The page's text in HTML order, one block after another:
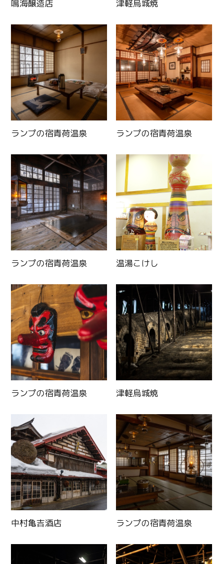
鳴海醸造店 津軽烏城焼
ランプの宿青荷温泉 ランプの宿青荷温泉
ランプの宿青荷温泉 温湯こけし
ランプの宿青荷温泉 津軽烏城焼
中村亀吉酒店 ランプの宿青荷温泉
Twitter
Copy URL